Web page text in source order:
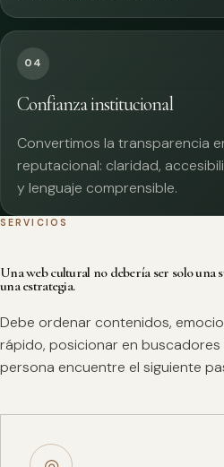
04
Confianza institucional
Convertimos la transparencia
reputacional: claridad,
y lenguaje comprensible.
SERVICIOS
Una web cultural no debería ser solo una
una estrategia.
Debe ordenar contenidos,
rápido, posicionar en
persona encuentre el siguiente